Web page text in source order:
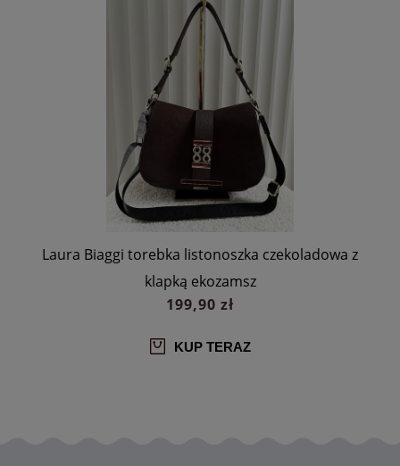
Laura Biaggi torebka listonoszka czekoladowa z
klapką ekozamsz
199,90 zł
KUP TERAZ